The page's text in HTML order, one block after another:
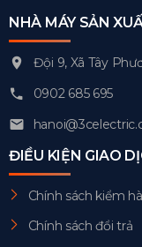
NHÀ MÁY SẢN
Đội 9, Xã Tây
0902 685 695
ĐIỀU KIỆN GIAO
Chính sách kiểm
Chính sách đổi trả